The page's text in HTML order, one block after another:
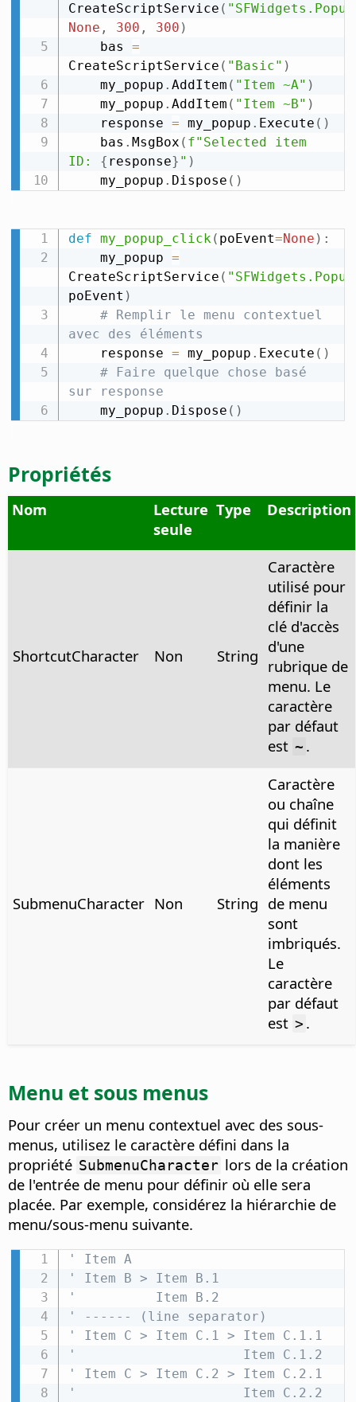
CreateScriptService (
None , 300 , 300 )
    bas
=
CreateScriptService ( "Basic" )
    my_popup
. AddItem ( "Item ~A" )
    my_popup
. AddItem ( "Item ~B" )
    response
= my_popup . Execute ( )
    bas
. MsgBox ( f"Selected item
ID: { response} " )
    my_popup
. Dispose ( )
def my_popup_click( poEvent=None ) :
    my_popup
=
CreateScriptService (
poEvent )
# Remplir le menu contextuel
avec des éléments
    response
= my_popup . Execute ( )
# Faire quelque chose basé
sur response
    my_popup
. Dispose ( )
Propriétés
Nom
Lecture
seule
Type Description
ShortcutCharacter Non String
Caractère
utilisé pour
définir la
clé d'accès
d'une
rubrique de
menu. Le
caractère
par défaut
est ~ .
SubmenuCharacter Non String
Caractère
ou chaîne
qui définit
la manière
dont les
éléments
de menu
sont
imbriqués.
Le
caractère
par défaut
est > .
Menu et sous menus
Pour créer un menu contextuel avec des sous-
menus, utilisez le caractère défini dans la
propriété SubmenuCharacter lors de la création
de l'entrée de menu pour définir où elle sera
placée. Par exemple, considérez la hiérarchie de
menu/sous-menu suivante.
' Item A
' Item B > Item B.1
'          Item B.2
' ------ (line separator)
' Item C > Item C.1 > Item C.1.1
'                     Item C.1.2
' Item C > Item C.2 > Item C.2.1
'                     Item C.2.2